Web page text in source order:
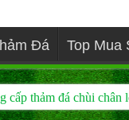
Đá Top Mua
cấp thảm đá chùi chân
bán thảm đá hút nước